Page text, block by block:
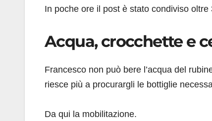
In poche ore il post è stato condiviso
Acqua, crocchette e
Francesco non può bere l’acqua del
riesce più a procurargli le bottiglie
Da qui la mobilitazione.